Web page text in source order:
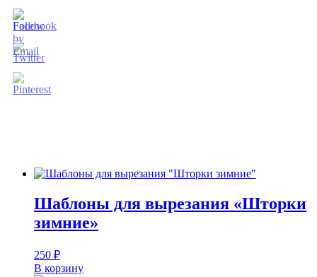
Шаблоны для вырезания «Шторки
зимние»
250 ₽
В корзину